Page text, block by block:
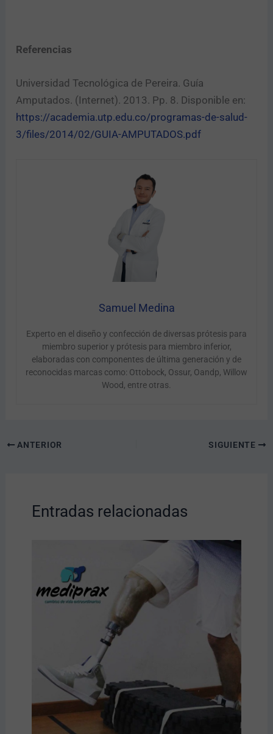
Referencias
Universidad Tecnológica de Pereira. Guía
Amputados. (Internet). 2013. Pp. 8. Disponible en:
https://academia.utp.edu.co/programas-de-salud-
3/files/2014/02/GUIA-AMPUTADOS.pdf
Samuel Medina
Experto en el diseño y confección de diversas prótesis para
miembro superior y prótesis para miembro inferior,
elaboradas con componentes de última generación y de
reconocidas marcas como: Ottobock, Ossur, Oandp, Willow
Wood, entre otras.
ANTERIOR SIGUIENTE
Entradas relacionadas